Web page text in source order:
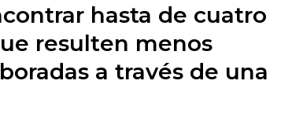
hasta de cuatro
resulten menos
a través de una